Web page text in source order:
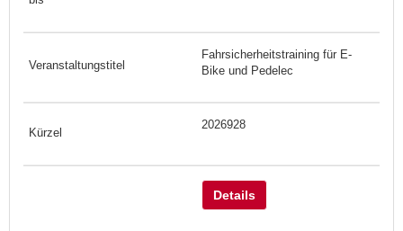
Fahrsicherheitstraining für E-
Bike und Pedelec
2026928
Details